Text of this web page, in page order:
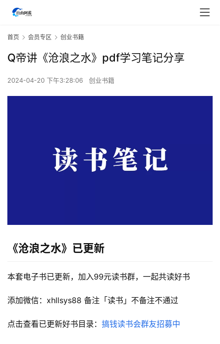
首页 会员专区 创业书籍
Q帝讲《沧浪之水》pdf学习笔记分享
2024-04-20 下午3:28:06 创业书籍
《沧浪之水》已更新
本套电子书已更新，加入99元读书群，一起共读好书
添加微信：xhllsys88 备注「读书」不备注不通过
点击查看已更新好书目录： 搞钱读书会群友招募中